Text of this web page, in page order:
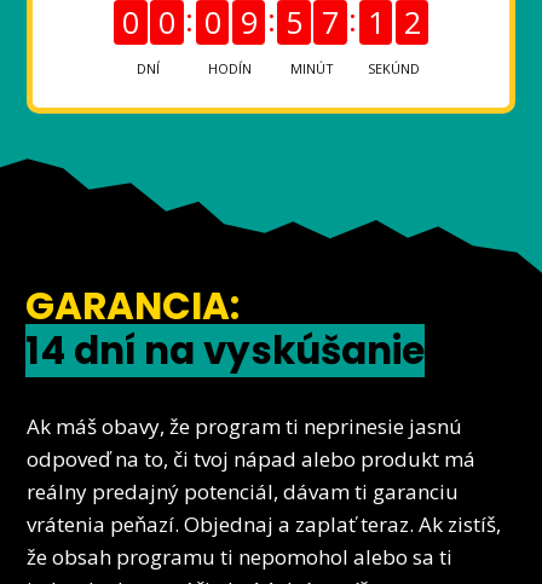
0 0
DNÍ
0 9
HODÍN
5 7
MINÚT
1 1
SEKÚND
GARANCIA:
14 dní na vyskúšanie
Ak máš obavy, že program ti neprinesie jasnú
odpoveď na to, či tvoj nápad alebo produkt má
reálny predajný potenciál, dávam ti garanciu
vrátenia peňazí. Objednaj a zaplať teraz. Ak zistíš,
že obsah programu ti nepomohol alebo sa ti